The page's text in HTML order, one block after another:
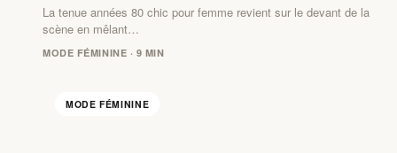
La tenue années 80 chic pour femme revient sur le devant de la
scène en mêlant…
MODE FÉMININE · 9 MIN
MODE FÉMININE